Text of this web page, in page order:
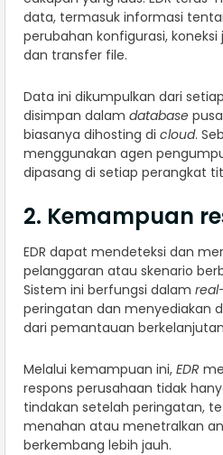
data, termasuk informasi
perubahan konfigurasi,
dan transfer file.
Data ini dikumpulkan dari
disimpan dalam database
biasanya dihosting di cloud.
menggunakan agen
dipasang di setiap perangkat
2. Kemampuan
EDR dapat mendeteksi dan
pelanggaran atau skenario
Sistem ini berfungsi dalam
peringatan dan menyediakan
dari pemantauan
Melalui kemampuan ini, EDR
respons perusahaan tidak
tindakan setelah peringatan,
menahan atau menetralkan
berkembang lebih jauh.